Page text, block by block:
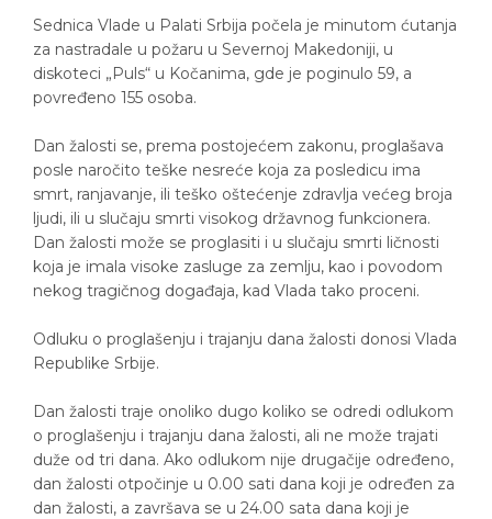
Sednica Vlade u Palati Srbija počela je minutom ćutanja
za nastradale u požaru u Severnoj Makedoniji, u
diskoteci „Puls“ u Kočanima, gde je poginulo 59, a
povređeno 155 osoba.
Dan žalosti se, prema postojećem zakonu, proglašava
posle naročito teške nesreće koja za posledicu ima
smrt, ranjavanje, ili teško oštećenje zdravlja većeg broja
ljudi, ili u slučaju smrti visokog državnog funkcionera.
Dan žalosti može se proglasiti i u slučaju smrti ličnosti
koja je imala visoke zasluge za zemlju, kao i povodom
nekog tragičnog događaja, kad Vlada tako proceni.
Odluku o proglašenju i trajanju dana žalosti donosi Vlada
Republike Srbije.
Dan žalosti traje onoliko dugo koliko se odredi odlukom
o proglašenju i trajanju dana žalosti, ali ne može trajati
duže od tri dana. Ako odlukom nije drugačije određeno,
dan žalosti otpočinje u 0.00 sati dana koji je određen za
dan žalosti, a završava se u 24.00 sata dana koji je